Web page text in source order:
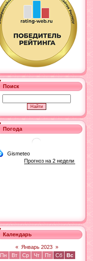
Поиск
Погода
Календарь
« Январь 2023 »
Пн
Вт Ср Чт Пт Сб
Вс